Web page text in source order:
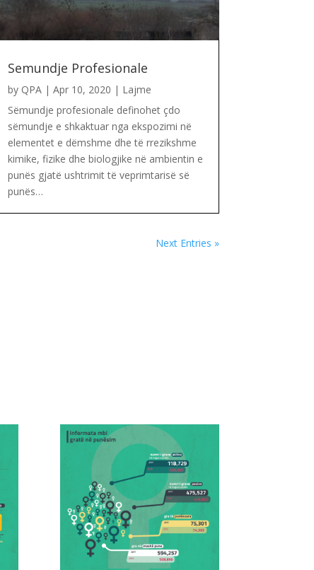
Semundje Profesionale
by QPA| Apr 10, 2020 | Lajme
Sëmundje profesionale definohet çdo
sëmundje e shkaktuar nga ekspozimi në
elementet e dëmshme dhe të rrezikshme
kimike, fizike dhe biologjike në ambientin e
punës gjatë ushtrimit të veprimtarisë së
punës…
Next Entries »